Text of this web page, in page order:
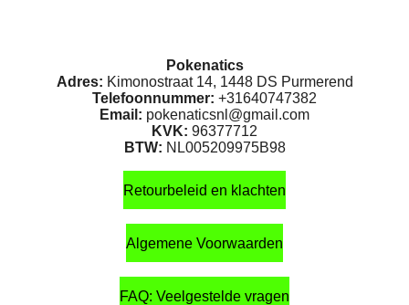
Pokenatics
Adres: Kimonostraat 14, 1448 DS Purmerend
Telefoonnummer: +31640747382
Email: pokenaticsnl@gmail.com
KVK: 96377712
BTW: NL005209975B98
Retourbeleid en klachten
Algemene Voorwaarden
FAQ: Veelgestelde vragen